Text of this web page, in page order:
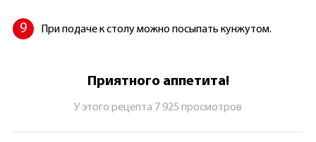
При подаче к столу можно посыпать кунжутом.
Приятного аппетита!
У этого рецепта 7 925 просмотров